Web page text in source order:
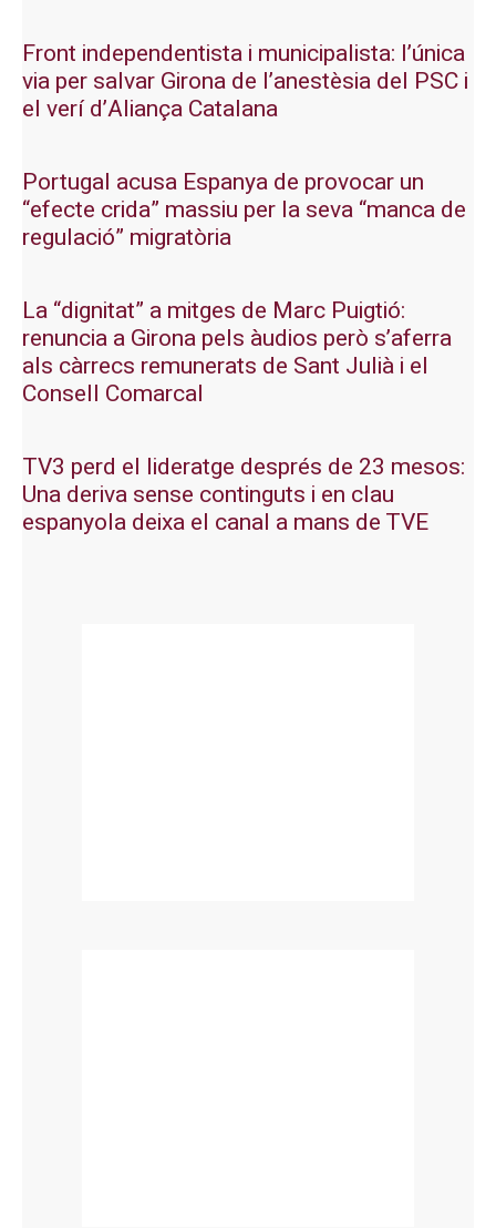
Front independentista i municipalista: l’única
via per salvar Girona de l’anestèsia del PSC i
el verí d’Aliança Catalana
Portugal acusa Espanya de provocar un
“efecte crida” massiu per la seva “manca de
regulació” migratòria
La “dignitat” a mitges de Marc Puigtió:
renuncia a Girona pels àudios però s’aferra
als càrrecs remunerats de Sant Julià i el
Consell Comarcal
TV3 perd el lideratge després de 23 mesos:
Una deriva sense continguts i en clau
espanyola deixa el canal a mans de TVE